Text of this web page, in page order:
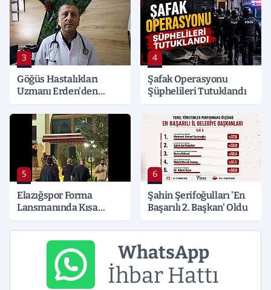
3
Göğüs Hastalıkları
Uzmanı Erden'den
4
Şafak Operasyonu
Şüphelileri Tutuklandı
5
Elazığspor Forma
Lansmanında Kısa
6
Şahin Şerifoğulları 'En
Başarılı 2. Başkan' Oldu
WhatsApp
İhbar Hattı